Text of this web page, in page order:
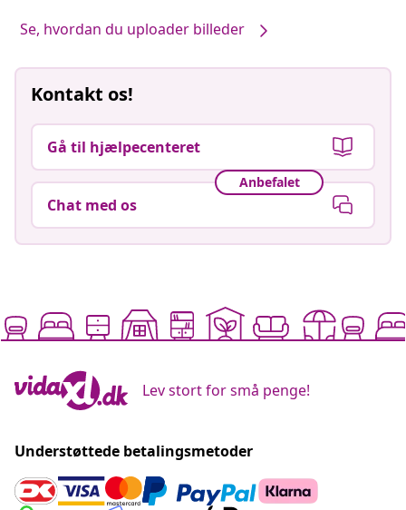
Se, hvordan du uploader billeder
Kontakt os!
Gå til hjælpecenteret
Anbefalet
Chat med os
Lev stort for små penge!
Understøttede betalingsmetoder